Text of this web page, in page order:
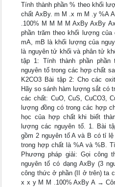
Tính thành phần % theo khối
chất AxBy. m M .x m M .y %A
.100% M M M M AxBy AxBy
phần trăm theo khối lượng
mA, mB là khối lượng của
là nguyên tử khối và phân tử
tập 1: Tính thành phần
nguyên tố trong các hợp chất
K2CO3 Bài tập 2: Cho các
Hãy so sánh hàm lượng sắt có
các chất: CuO, CuS, CuCO3,
lượng đồng có trong các hợp
học của hợp chất khi biết
lượng các nguyên tố. 1. Bài
gồm 2 nguyên tố A và B có tỉ
trong hợp chất là %A và %B.
Phương pháp giải: Gọi công
nguyên tố có dạng AxBy (3
công thức ở phần (II ở trên) ta
x x y M M .100% AxBy A →